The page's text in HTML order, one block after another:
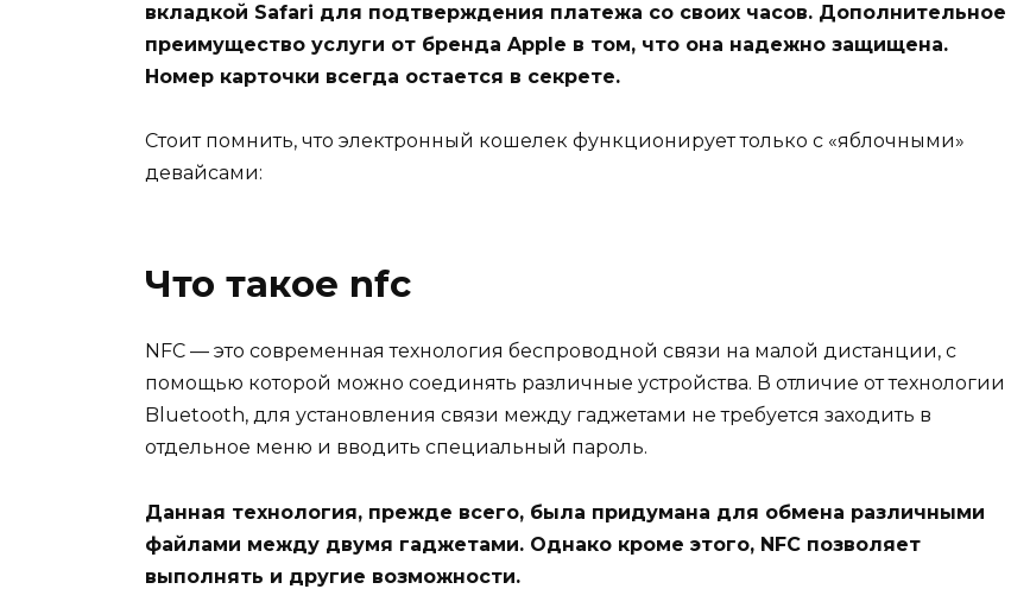
вкладкой Safari для подтверждения платежа со своих часов. Дополнительное
преимущество услуги от бренда Apple в том, что она надежно защищена.
Номер карточки всегда остается в секрете.
Стоит помнить, что электронный кошелек функционирует только с «яблочными»
девайсами:
Что такое nfc
NFC — это современная технология беспроводной связи на малой дистанции, с
помощью которой можно соединять различные устройства. В отличие от технологии
Bluetooth, для установления связи между гаджетами не требуется заходить в
отдельное меню и вводить специальный пароль.
Данная технология, прежде всего, была придумана для обмена различными
файлами между двумя гаджетами. Однако кроме этого, NFC позволяет
выполнять и другие возможности.